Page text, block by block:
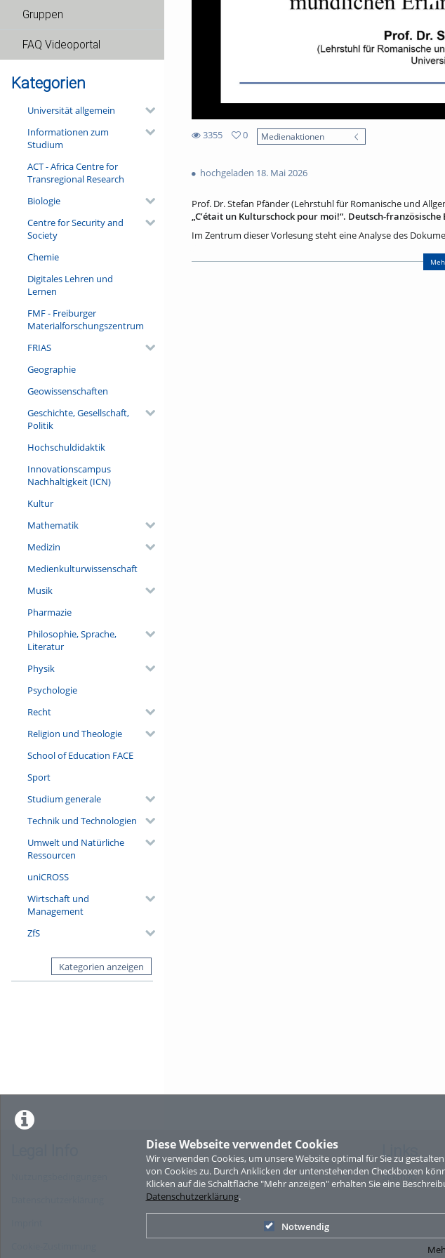
Diese Webseite verwendet Cookies
Wir verwenden Cookies, um unsere Website optimal für Sie zu
von Cookies zu. Durch Anklicken der untenstehenden Checkboxen
Klicken auf die Schaltfläche "Mehr anzeigen" erhalten Sie eine
Datenschutzerklärung.
Notwendig
Gruppen
FAQ Videoportal
Kategorien
Universität allgemein
Informationen zum
Studium
ACT - Africa Centre for
Transregional Research
Biologie
Centre for Security and
Society
Chemie
Digitales Lehren und
Lernen
FMF - Freiburger
Materialforschungszentrum
FRIAS
Geographie
Geowissenschaften
Geschichte, Gesellschaft,
Politik
Hochschuldidaktik
Innovationscampus
Nachhaltigkeit (ICN)
Kultur
Mathematik
Medizin
Medienkulturwissenschaft
Musik
Pharmazie
Philosophie, Sprache,
Literatur
Physik
Psychologie
Recht
Religion und Theologie
School of Education FACE
Sport
Studium generale
Technik und Technologien
Umwelt und Natürliche
Ressourcen
uniCROSS
Wirtschaft und
Management
ZfS
Kategorien anzeigen
3355
views
0
Medienaktionen
hochgeladen 18. Mai 2026
Prof. Dr. Stefan Pfänder (Lehrstuhl für Romanische und
„Cʼétait un Kulturschock pour moi!“. Deutsch-
Im Zentrum dieser Vorlesung steht eine Analyse des
verlobte und verheiratete Paare – gehen mit den
Partner:innen im je anderen Land kennengelernt und
Links
Sitemap